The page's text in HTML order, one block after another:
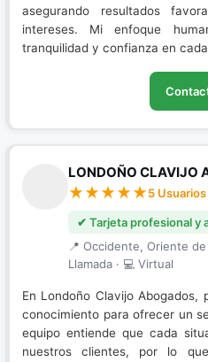
asegurando resultados
intereses. Mi enfoque
tranquilidad y confianza en
LONDOÑO CLAVIJO
5 Usuarios
✔ Tarjeta profesional y
📍 Occidente, Oriente de
Llamada · 💻 Virtual
En Londoño Clavijo Abogados,
conocimiento para ofrecer un
equipo entiende que cada
nuestros clientes, por lo